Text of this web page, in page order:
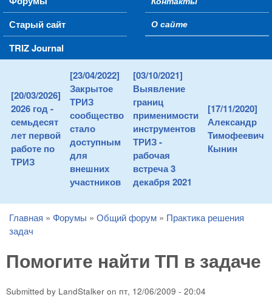
Старый сайт
TRIZ Journal
О сайте
[20/03/2026]
2026 год -
семьдесят
лет первой
работе по
ТРИЗ
[23/04/2022]
Закрытое
ТРИЗ
сообщество
стало
доступным
для
внешних
участников
[03/10/2021]
Выявление
границ
применимости
инструментов
ТРИЗ -
рабочая
встреча 3
декабря 2021
[17/11/2020]
Александр
Тимофеевич
Кынин
You are here
Главная » Форумы » Общий форум » Практика решения
задач
Помогите найти ТП в задаче
Submitted by LandStalker on пт, 12/06/2009 - 20:04